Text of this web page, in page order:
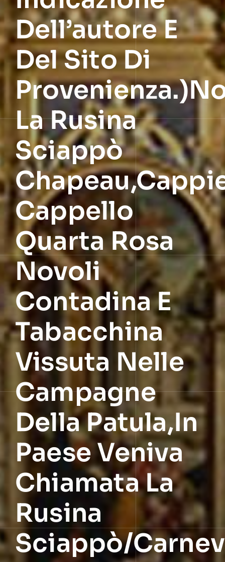
Dell’autore E
Del Sito Di
La Rusina
Sciappò
Cappello
Quarta Rosa
Novoli
Contadina E
Tabacchina
Vissuta Nelle
Campagne
Della Patula,in
Paese Veniva
Chiamata La
Rusina
Sciappò/